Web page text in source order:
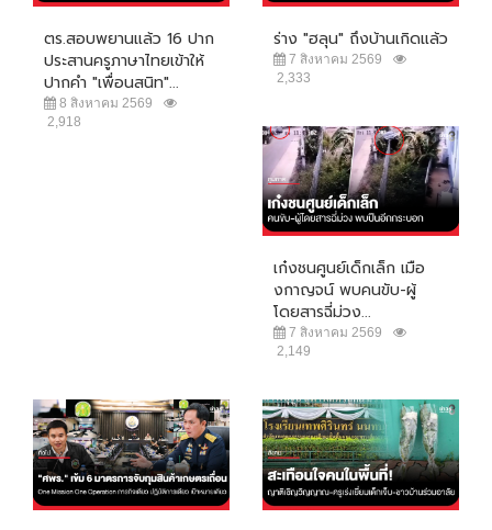
ตร.สอบพยานแล้ว 16 ปาก
ประสานครูภาษาไทยเข้าให้
ปากคำ "เพื่อนสนิท"...
8 สิงหาคม 2569
2,918
ร่าง "ฮลุน" ถึงบ้านเกิดแล้ว
7 สิงหาคม 2569
2,333
เก๋งชนศูนย์เด็กเล็ก เมือ
งกาญจน์ พบคนขับ-ผู้
โดยสารฉี่ม่วง...
7 สิงหาคม 2569
2,149